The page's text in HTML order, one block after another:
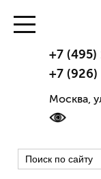
+7 (495)
+7 (926)
Москва,